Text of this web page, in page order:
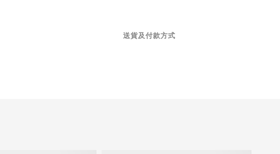
送貨及付款方式